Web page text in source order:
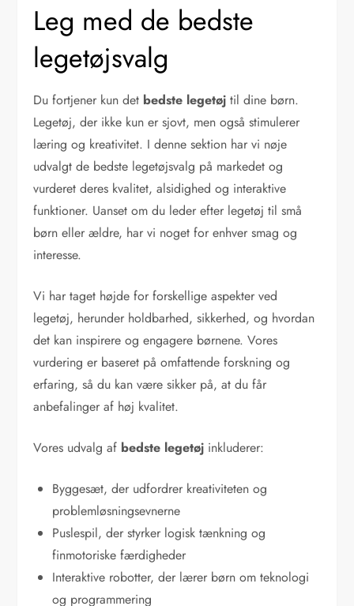
Leg med de bedste
legetøjsvalg
Du fortjener kun det bedste legetøj til dine børn.
Legetøj, der ikke kun er sjovt, men også stimulerer
læring og kreativitet. I denne sektion har vi nøje
udvalgt de bedste legetøjsvalg på markedet og
vurderet deres kvalitet, alsidighed og interaktive
funktioner. Uanset om du leder efter legetøj til små
børn eller ældre, har vi noget for enhver smag og
interesse.
Vi har taget højde for forskellige aspekter ved
legetøj, herunder holdbarhed, sikkerhed, og hvordan
det kan inspirere og engagere børnene. Vores
vurdering er baseret på omfattende forskning og
erfaring, så du kan være sikker på, at du får
anbefalinger af høj kvalitet.
Vores udvalg af bedste legetøj inkluderer:
Byggesæt, der udfordrer kreativiteten og
problemløsningsevnerne
Puslespil, der styrker logisk tænkning og
finmotoriske færdigheder
Interaktive robotter, der lærer børn om teknologi
og programmering